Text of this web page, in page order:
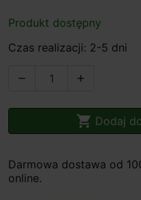
Produkt dostępny
Czas realizacji: 2-5 dni
 
 Dodaj
Darmowa dostawa od
online.